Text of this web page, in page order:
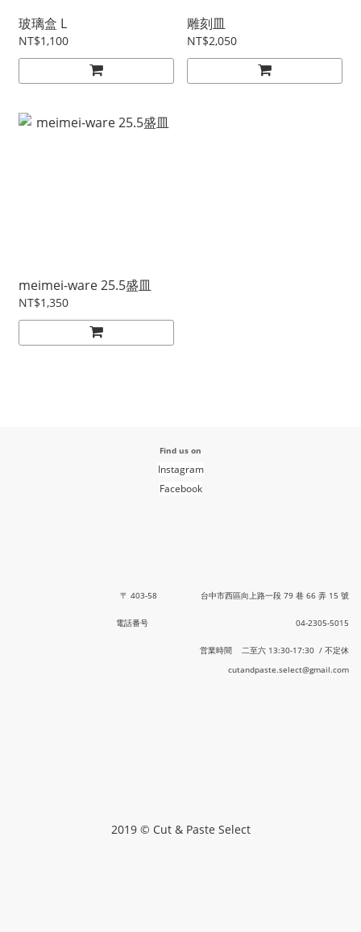
玻璃盒 L
NT$1,100
雕刻皿
NT$2,050
meimei-ware 25.5盛皿
NT$1,350
Find us on
Instagram
Facebook
〒 403-58 台中市西區向上路一段 79 巷 66 弄 15 號
電話番号 04-2305-5015
営業時間 二至六 13:30-17:30 / 不定休
cutandpaste.select@gmail.com
2019 © Cut & Paste Select